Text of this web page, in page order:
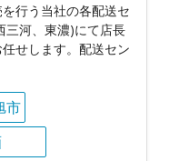
行う当社の各配送セ
三河、東濃)にて店長
せします。配送セン
市